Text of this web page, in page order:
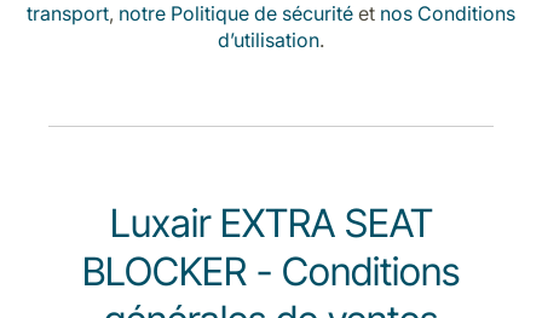
transport, notre Politique de sécurité et nos Conditions
d’utilisation.
Luxair EXTRA SEAT
BLOCKER - Conditions